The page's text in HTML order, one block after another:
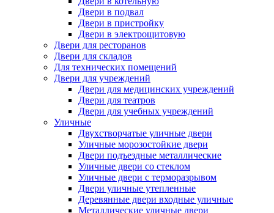
Двери в подвал
Двери в пристройку
Двери в электрощитовую
Двери для ресторанов
Двери для складов
Для технических помещений
Двери для учреждений
Двери для медицинских учреждений
Двери для театров
Двери для учебных учреждений
Уличные
Двухстворчатые уличные двери
Уличные морозостойкие двери
Двери подъездные металлические
Уличные двери со стеклом
Уличные двери с терморазрывом
Двери уличные утепленные
Деревянные двери входные уличные
Металлические уличные двери